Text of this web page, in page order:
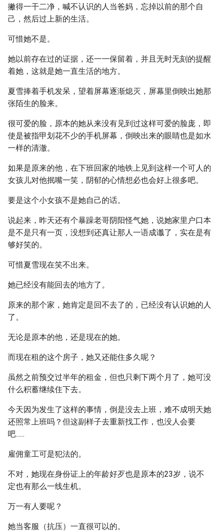
撇得一干二净，喊不认识的人当爸妈，忘掉以前的那个自
己，然后过上新的生活。
可惜她不是。
她以前存在过的证据，还一一保留着，并且无时无刻的提醒
着她，这就是她一直生活的地方。
夏雪捧着手机发呆，望着屏幕逐渐熄灭，屏幕里倒映出她那
张陌生的脸来。
很可爱的脸，原本的她从来没有见到过这样可爱的脸庞，即
使是被指甲划花不少的手机屏幕，倒映出来的眼睛也是如水
一样的清澈。
如果是原来的他，在下班回家的地铁上见到这样一个可人的
女孩儿对他抿嘴一笑，阴郁的心情想必也会好上很多吧。
要是这个小女孩不是她自己的话。
说起来，昨天还有个暴躁老哥阴阳怪气她，说她家里户口本
是不是只有一页，没想到还真让那人一语成谶了，实在是有
够好笑的。
可惜夏雪现在笑不出来。
她已经没有能回去的地方了。
原来的那个家，她肯定是回不去了的，已经没有认识她的人
了。
无论是原本的他，还是现在的她。
而现在租的这个房子，她又还能住多久呢？
虽然之前预交过半年的租金，但也只剩下两个月了，她可没
什么积蓄继续住下去。
今天因为发生了这样的事情，倒是没去上班，难不成明天她
还照常上班吗？但这副样子去重新找工作，也没人会要
吧......
雇佣童工可是犯法的。
不对，她现在身份证上的年龄好歹也是原本的23岁，说不
定也有那么一线生机。
万一有人要呢？
她当客服（抗压）一直很可以的。